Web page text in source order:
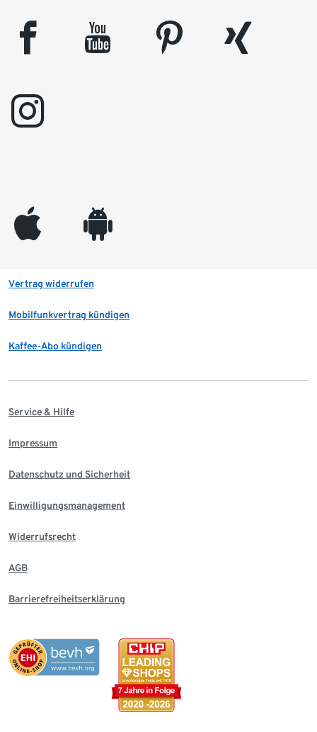
facebook youtube pinterest
xing
instagram
appleinc android
Vertrag widerrufen
Mobilfunkvertrag kündigen
Kaffee-Abo kündigen
Service & Hilfe
Impressum
Datenschutz und Sicherheit
Einwilligungsmanagement
Widerrufsrecht
AGB
Barrierefreiheitserklärung